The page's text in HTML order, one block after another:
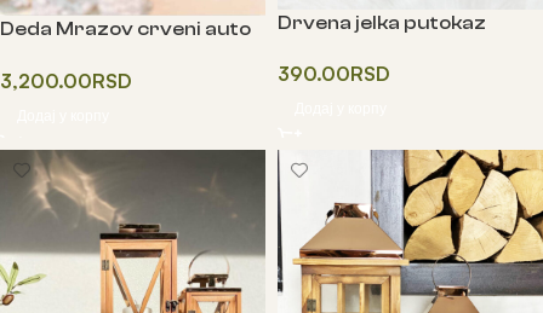
Deda Mrazov crveni auto
3,200.00RSD
Drvena jelka putokaz
390.00RSD